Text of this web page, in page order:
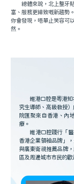
總體來說，北上整牙貼
富、服務更細致嘅新趨勢
你會發現，唔單止笑容可
然。
維港口腔是粵港
究生導師、高級教授
院匯聚來自香港、內
療。
維港口腔踐行「
香港企業領袖品牌」
與廣東衛視推薦品牌
區及周邊城市市民的歡